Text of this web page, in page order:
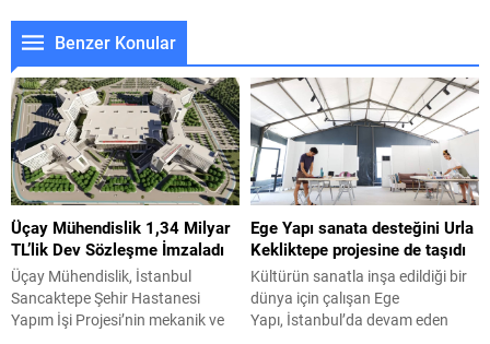
Benzer Konular
Üçay Mühendislik 1,34 Milyar
TL’lik Dev Sözleşme İmzaladı
Üçay Mühendislik, İstanbul
Sancaktepe Şehir Hastanesi
Yapım İşi Projesi’nin mekanik ve
Ege Yapı sanata desteğini Urla
Kekliktepe projesine de taşıdı
Kültürün sanatla inşa edildiği bir
dünya için çalışan Ege
Yapı, İstanbul’da devam eden